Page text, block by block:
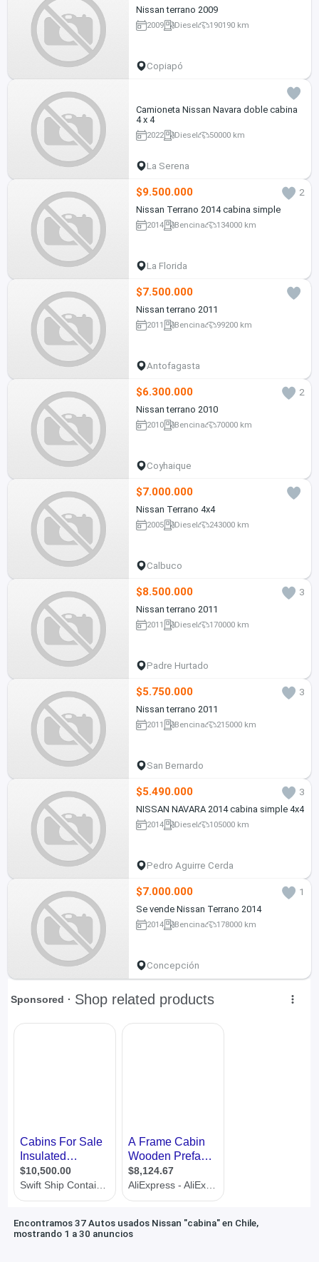
Nissan terrano 2009
2009 Diesel 190190 km
Copiapó
Camioneta Nissan Navara doble cabina
4 x 4
2022 Diesel 50000 km
La Serena
$9.500.000
2
Nissan Terrano 2014 cabina simple
2014 Bencina 134000 km
La Florida
$7.500.000
Nissan terrano 2011
2011 Bencina 99200 km
Antofagasta
$6.300.000
2
Nissan terrano 2010
2010 Bencina 70000 km
Coyhaique
$7.000.000
Nissan Terrano 4x4
2005 Diesel 243000 km
Calbuco
$8.500.000
3
Nissan terrano 2011
2011 Diesel 170000 km
Padre Hurtado
$5.750.000
3
Nissan terrano 2011
2011 Bencina 215000 km
San Bernardo
$5.490.000
3
NISSAN NAVARA 2014 cabina simple 4x4
2014 Diesel 105000 km
Pedro Aguirre Cerda
$7.000.000
1
Se vende Nissan Terrano 2014
2014 Bencina 178000 km
Concepción
Encontramos 37 Autos usados Nissan "cabina" en Chile,
mostrando 1 a 30 anuncios